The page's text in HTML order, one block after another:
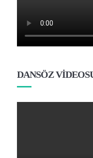
DANSÖZ